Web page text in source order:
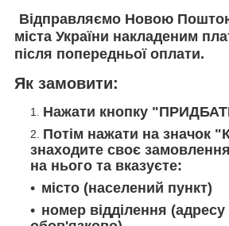
Відправляємо Новою
міста України накладеним
після попередньої оплати.
Як замовити:
Нажати кнопку
Потім нажати на значок
знаходите своє
на нього та вказуєте:
місто (населений пункт)
номер відділення (адресу